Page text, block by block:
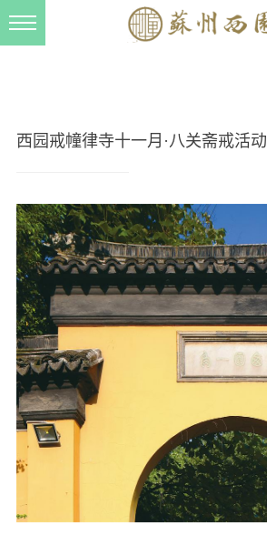
三风建设
寺院管理
戒幢春秋
档案管理
道风建设
法音宣流
音频视频
西园戒幢律寺十一月·八关斋戒活动